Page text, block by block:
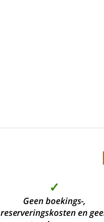
✓
Geen boekings-,
reserveringskosten en